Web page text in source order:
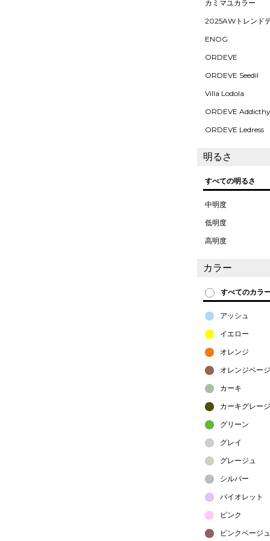
カミマユカラー
2025AWトレンド
ENOG
ORDEVE
ORDEVE Seedil
Villa Lodola
ORDEVE Addicthy
ORDEVE Ledress
明るさ
すべての明るさ
中明度
低明度
高明度
カラー
すべてのカラ
アッシュ
イエロー
オレンジ
オレンジベー
カーキ
カーキグレー
グリーン
グレイ
グレージュ
シルバー
バイオレット
ピンク
ピンクベージュ